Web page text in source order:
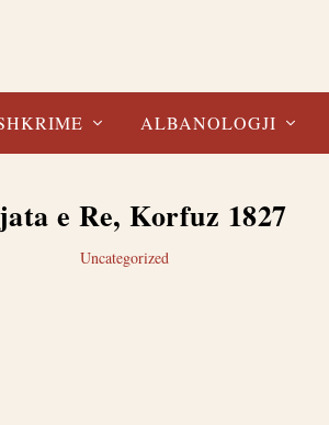
ALBANOLOGJI
e Re, Korfuz 1827
Uncategorized